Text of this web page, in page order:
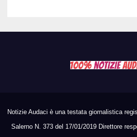
Notizie Audaci è una testata giornalistica
Salerno N. 373 del 17/01/2019 Direttore